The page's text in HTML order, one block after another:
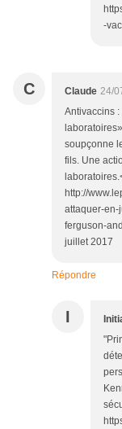
-
C Claude 24/
Antivaccins
soupçonne
fils. Une
http://
attaquer-en-
ferguson-
juillet 2017
Répondre
I